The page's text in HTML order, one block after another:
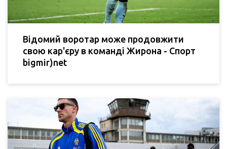
Відомий воротар може продовжити
свою кар'єру в команді Жирона - Спорт
bigmir)net